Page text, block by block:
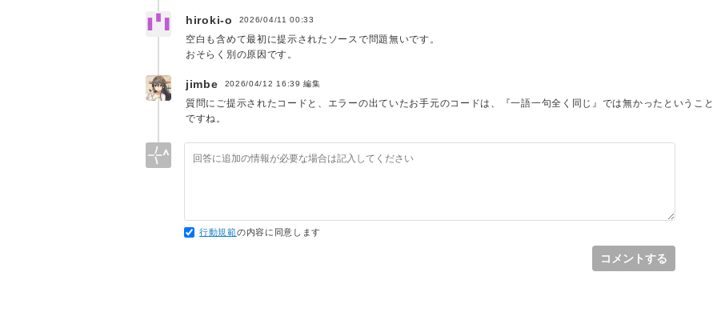
hiroki-o 2026/04/11 00:33
空白も含めて最初に提示されたソースで問題無いです。
おそらく別の原因です。
jimbe 2026/04/12 16:39 編集
質問にご提示されたコードと、エラーの出ていたお手元のコードは、『一語一句全く同じ』では無かったということ
ですね。
行動規範の内容に同意します
コメントする